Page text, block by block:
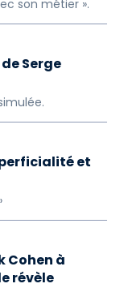
son métier ».
Serge
et
Cohen à
révèle